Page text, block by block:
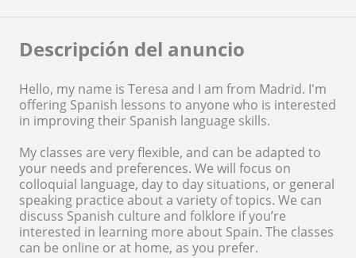
Descripción del anuncio
Hello, my name is Teresa and I am from Madrid. I'm
offering Spanish lessons to anyone who is interested
in improving their Spanish language skills.
My classes are very flexible, and can be adapted to
your needs and preferences. We will focus on
colloquial language, day to day situations, or general
speaking practice about a variety of topics. We can
discuss Spanish culture and folklore if you’re
interested in learning more about Spain. The classes
can be online or at home, as you prefer.